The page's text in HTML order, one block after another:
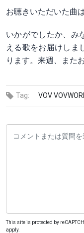
お聴きいただいた曲
いかがでしたか、み
える歌をお届けしま
ります。来週、また
Tag: VOV
This site is protected by
apply.